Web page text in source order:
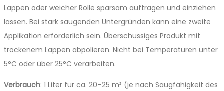
Lappen oder weicher Rolle sparsam auftragen und einziehen
lassen. Bei stark saugenden Untergründen kann eine zweite
Applikation erforderlich sein. ­Überschüssiges Produkt mit
trockenem Lappen abpolieren. Nicht bei Temperaturen unter
5°C oder über 25°C verarbeiten.
Verbrauch: 1 Liter für ca. 20–25 m² (je nach Saugfähigkeit des